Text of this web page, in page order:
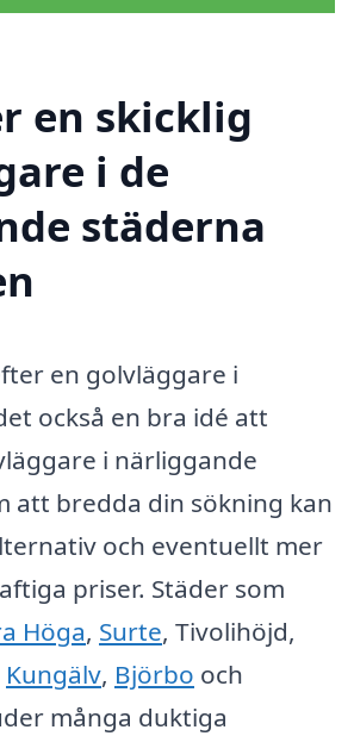
en skicklig
i de
städerna
en golvläggare i
också en bra idé att
i närliggande
att bredda din sökning kan
och eventuellt mer
priser. Städer som
Höga, Surte, Tivolihöjd,
Kungälv, Björbo och
många duktiga